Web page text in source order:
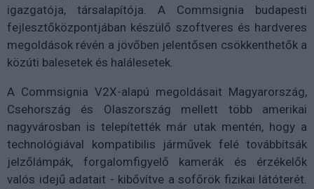
igazgatója, társalapítója. A Commsignia budapesti
fejlesztőközpontjában készülő szoftveres és hardveres
megoldások révén a jövőben jelentősen csökkenthetők a
közúti balesetek és halálesetek.
A Commsignia V2X-alapú megoldásait Magyarország,
Csehország és Olaszország mellett több amerikai
nagyvárosban is telepítették már utak mentén, hogy a
technológiával kompatibilis járművek felé továbbítsák
jelzőlámpák, forgalomfigyelő kamerák és érzékelők
valós idejű adatait - kibővítve a sofőrök fizikai látóterét.